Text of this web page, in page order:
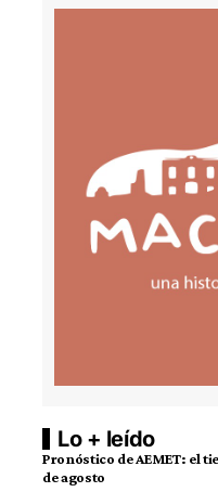
Lo + leído
Pronóstico de AEMET: el
de agosto